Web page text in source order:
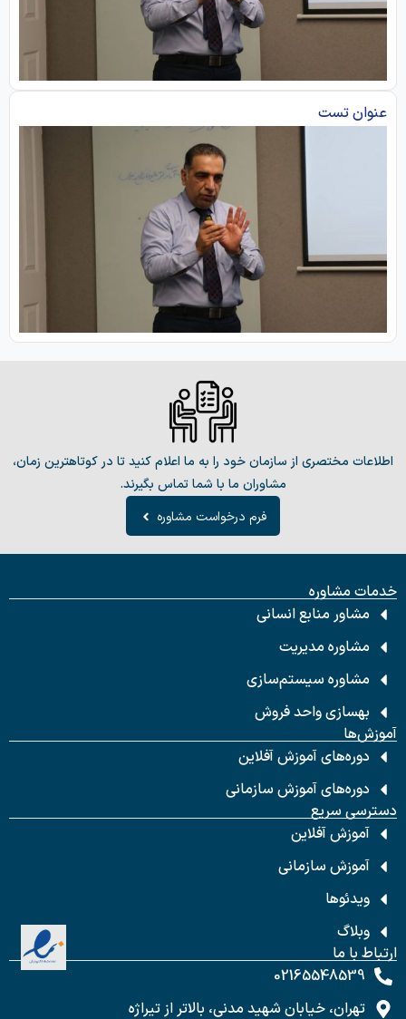
عنوان تست
اطلاعات مختصری از سازمان خود را به ما اعلام کنید تا در کوتاهترین زمان،
مشاوران ما با شما تماس بگیرند.
فرم درخواست مشاوره
خدمات مشاوره
مشاور منابع انسانی
مشاوره مدیریت
مشاوره سیستم‌سازی
بهسازی واحد فروش
آموزش‌ها
دوره‌های آموزش آفلاین
دوره‌های آموزش سازمانی
دسترسی سریع
آموزش آفلاین
آموزش سازمانی
ویدئوها
وبلاگ
ارتباط با ما
02165548539
تهران، خیابان شهید مدنی، بالاتر از تیراژه